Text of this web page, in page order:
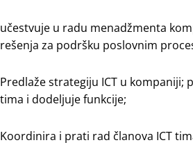
učestvuje u radu menadžmenta
rešenja za podršku poslovnim
Predlaže strategiju ICT u kompaniji;
tima i dodeljuje funkcije;
Koordinira i prati rad članova ICT